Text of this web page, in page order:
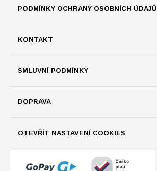
PODMÍNKY OCHRANY OSOBNÍCH ÚDAJŮ
KONTAKT
SMLUVNÍ PODMÍNKY
DOPRAVA
OTEVŘÍT NASTAVENÍ COOKIES